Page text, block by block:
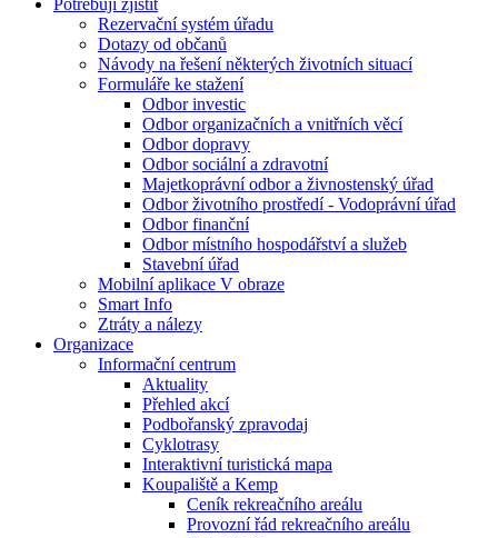
Potřebuji zjistit
Rezervační systém úřadu
Dotazy od občanů
Návody na řešení některých životních situací
Formuláře ke stažení
Odbor investic
Odbor organizačních a vnitřních věcí
Odbor dopravy
Odbor sociální a zdravotní
Majetkoprávní odbor a živnostenský úřad
Odbor životního prostředí - Vodoprávní úřad
Odbor finanční
Odbor místního hospodářství a služeb
Stavební úřad
Mobilní aplikace V obraze
Smart Info
Ztráty a nálezy
Organizace
Informační centrum
Aktuality
Přehled akcí
Podbořanský zpravodaj
Cyklotrasy
Interaktivní turistická mapa
Koupaliště a Kemp
Ceník rekreačního areálu
Provozní řád rekreačního areálu